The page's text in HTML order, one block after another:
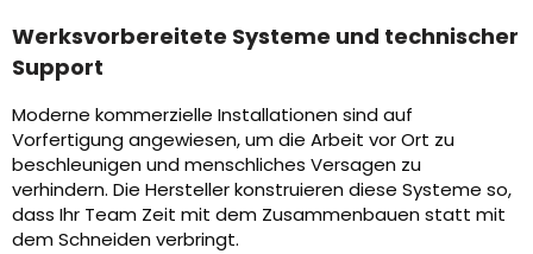
Werksvorbereitete Systeme und technischer
Support
Moderne kommerzielle Installationen sind auf
Vorfertigung angewiesen, um die Arbeit vor Ort zu
beschleunigen und menschliches Versagen zu
verhindern. Die Hersteller konstruieren diese Systeme so,
dass Ihr Team Zeit mit dem Zusammenbauen statt mit
dem Schneiden verbringt.